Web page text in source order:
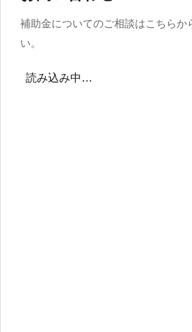
補助金についてのご相談はこちらか
い。